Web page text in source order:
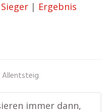
| Ergebnis
Allentsteig
immer dann,